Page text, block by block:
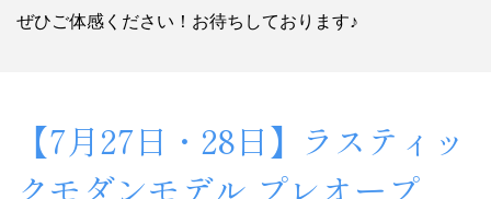
ぜひご体感ください！お待ちしております♪
【7月27日・28日】ラスティッ
クモダンモデル プレオープ